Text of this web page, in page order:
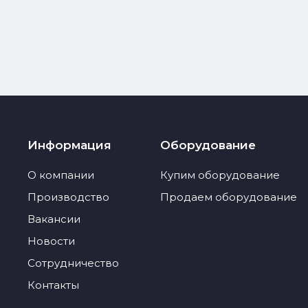
Информация
О компании
Производство
Вакансии
Новости
Сотрудничество
Контакты
Оборудование
Купим оборудование
Продаем оборудование